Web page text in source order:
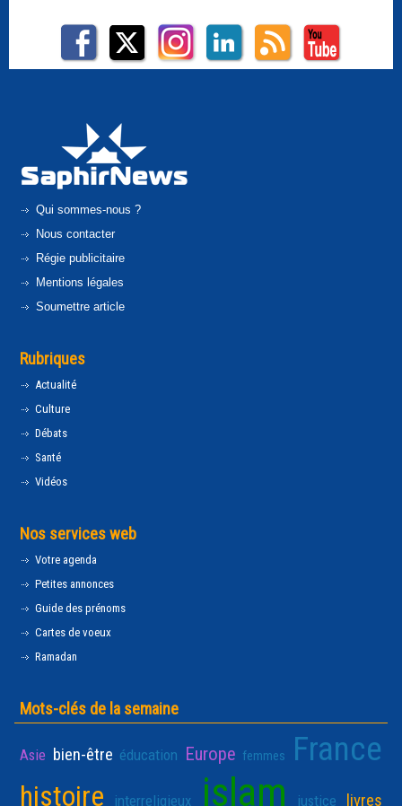
Qui sommes-nous ?
Nous contacter
Régie publicitaire
Mentions légales
Soumettre article
Rubriques
Actualité
Culture
Débats
Santé
Vidéos
Nos services web
Votre agenda
Petites annonces
Guide des prénoms
Cartes de voeux
Ramadan
Mots-clés de la semaine
Asie bien-être éducation Europe femmes France
histoire interreligieux islam justice livres